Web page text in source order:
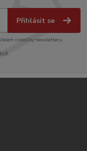
Přihlásit se
rozesílky newsletteru.